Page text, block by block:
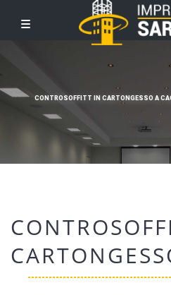
CONTROSOFFITT IN CARTONGESSO A